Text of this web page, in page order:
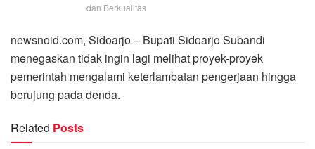
dan Berkualitas
newsnoid.com, Sidoarjo – Bupati Sidoarjo Subandi
menegaskan tidak ingin lagi melihat proyek-proyek
pemerintah mengalami keterlambatan pengerjaan hingga
berujung pada denda.
Related Posts